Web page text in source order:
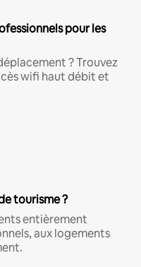
pour les
? Trouvez
wifi haut débit et
tourisme ?
entièrement
aux logements